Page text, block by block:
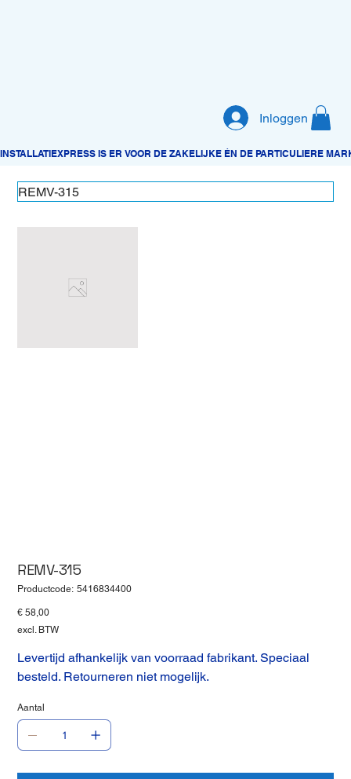
Inloggen
REMV-315
REMV-315
Productcode: Productcode
5416834400
Prijs
€ 58,00
excl. BTW
Levertijd afhankelijk van voorraad fabrikant. Speciaal
besteld. Retourneren niet mogelijk.
Aantal